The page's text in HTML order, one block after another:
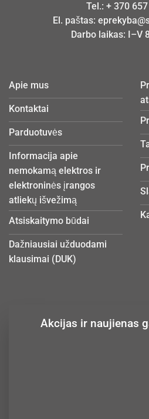
Tel.: + 370
El. paštas:
Darbo laikas: I–V
Apie mus
Kontaktai
Parduotuvės
Informacija apie
nemokamą elektros ir
elektroninės įrangos
atliekų išvežimą
Atsiskaitymo būdai
Dažniausiai užduodami
klausimai (DUK)
Akcijas ir naujienas